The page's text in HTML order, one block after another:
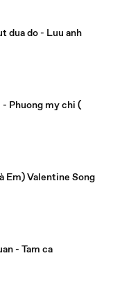
dua do - Luu anh
Phuong my chi (
Em) Valentine Song
- Tam ca